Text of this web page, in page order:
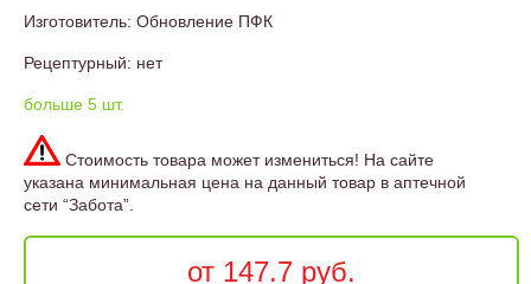
Изготовитель: Обновление ПФК
Рецептурный: нет
больше 5 шт.
Стоимость товара может измениться! На сайте
указана минимальная цена на данный товар в аптечной
сети “Забота”.
от 147.7 руб.